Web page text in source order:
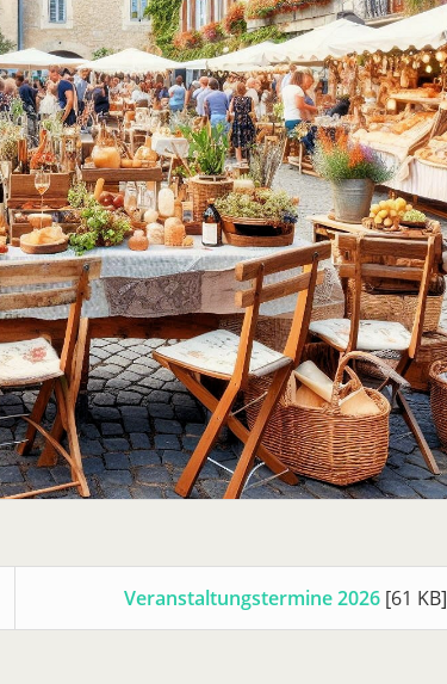
Veranstaltungstermine 2026[61 KB]